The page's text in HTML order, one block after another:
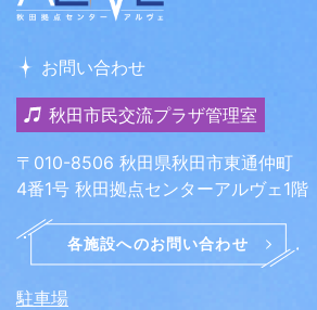
お問い合わせ
秋田市民交流プラザ管理室
〒010-8506 秋田県秋田市東通仲町
4番1号 秋田拠点センターアルヴェ1階
駐車場